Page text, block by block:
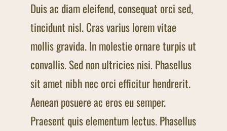
Duis ac diam eleifend, consequat orci sed,
tincidunt nisl. Cras varius lorem vitae
mollis gravida. In molestie ornare turpis ut
convallis. Sed non ultricies nisi. Phasellus
sit amet nibh nec orci efficitur hendrerit.
Aenean posuere ac eros eu semper.
Praesent quis elementum lectus. Phasellus